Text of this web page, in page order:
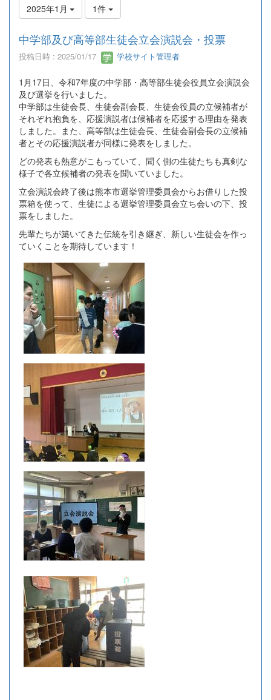
2025年1月 1件
中学部及び高等部生徒会立会演説会・投票
投稿日時 : 2025/01/17 学校サイト管理者
1月17日、令和7年度の中学部・高等部生徒会役員立会演説会
及び選挙を行いました。
中学部は生徒会長、生徒会副会長、生徒会役員の立候補者が
それぞれ抱負を、応援演説者は候補者を応援する理由を発表
しました。また、高等部は生徒会長、生徒会副会長の立候補
者とその応援演説者が同様に発表をしました。
どの発表も熱意がこもっていて、聞く側の生徒たちも真剣な
様子で各立候補者の発表を聞いていました。
立会演説会終了後は熊本市選挙管理委員会からお借りした投
票箱を使って、生徒による選挙管理委員会立ち会いの下、投
票をしました。
先輩たちが築いてきた伝統を引き継ぎ、新しい生徒会を作っ
ていくことを期待しています！